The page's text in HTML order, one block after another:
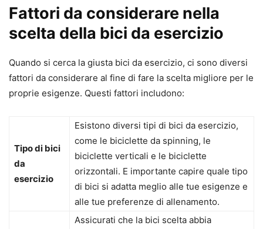
Fattori da considerare nella
scelta della bici da esercizio
Quando si cerca la giusta bici da esercizio, ci sono diversi
fattori da considerare al fine di fare la scelta migliore per le
proprie esigenze. Questi fattori includono:
Tipo di bici
da
esercizio
Esistono diversi tipi di bici da esercizio,
come le biciclette da spinning, le
biciclette verticali e le biciclette
orizzontali. E importante capire quale tipo
di bici si adatta meglio alle tue esigenze e
alle tue preferenze di allenamento.
Assicurati che la bici scelta abbia